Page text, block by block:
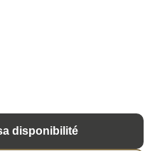
disponibilité